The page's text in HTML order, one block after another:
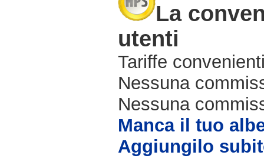
La
utenti
Tariffe
Nessuna
Nessuna
Manca il tuo
Aggiungilo